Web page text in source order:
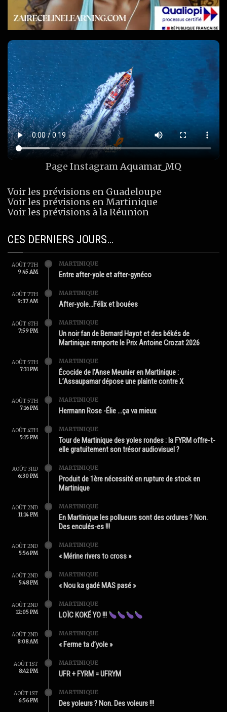
Page InstagramAquamar_MQ
Voir les prévisions en Guadeloupe
Voir les prévisions en Martinique
Voir les prévisions à la Réunion
CES DERNIERS JOURS…
AOÛT 7TH
9:45 AM
MARTINIQUE
Entre after-yole et after-gynéco
AOÛT 7TH
9:37 AM
MARTINIQUE
After-yole…Félix et bouées
AOÛT 6TH
7:59 PM
MARTINIQUE
Un noir fan de Bernard Hayot et des békés de
Martinique remporte le Prix Antoine Crozat 2026
AOÛT 5TH
7:31 PM
MARTINIQUE
Écocide de l’Anse Meunier en Martinique :
L’Assaupamar dépose une plainte contre X
AOÛT 5TH
7:16 PM
MARTINIQUE
Hermann Rose -Élie …ça va mieux
AOÛT 4TH
5:15 PM
MARTINIQUE
Tour de Martinique des yoles rondes : la FYRM offre-t-
elle gratuitement son trésor audiovisuel ?
AOÛT 3RD
6:30 PM
MARTINIQUE
Produit de 1ère nécessité en rupture de stock en
Martinique
AOÛT 2ND
11:14 PM
MARTINIQUE
En Martinique les pollueurs sont des ordures ? Non.
Des enculés-es !!!
AOÛT 2ND
5:56 PM
MARTINIQUE
« Mérine rivers to cross »
AOÛT 2ND
5:48 PM
MARTINIQUE
« Nou ka gadé MAS pasé »
AOÛT 2ND
12:05 PM
MARTINIQUE
LOÏC KOKÉ YO !!!
AOÛT 2ND
8:08 AM
MARTINIQUE
« Ferme ta d’yole »
AOÛT 1ST
8:42 PM
MARTINIQUE
UFR + FYRM = UFRYM
AOÛT 1ST
6:56 PM
MARTINIQUE
Des yoleurs ? Non. Des voleurs !!!